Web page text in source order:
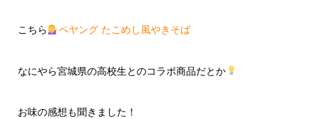
こちら ペヤング たこめし風やきそば
なにやら宮城県の高校生とのコラボ商品だとか
お味の感想も聞きました！